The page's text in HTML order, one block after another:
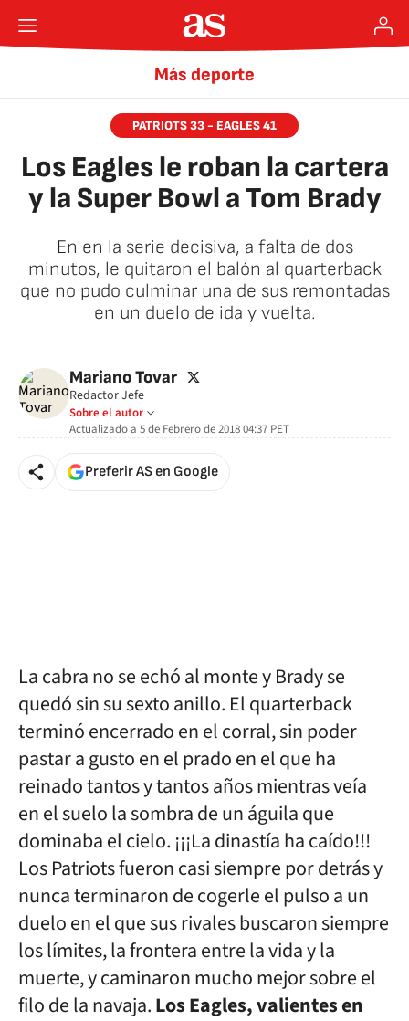
Más deporte
PATRIOTS 33 - EAGLES 41
Los Eagles le roban la cartera
y la Super Bowl a Tom Brady
En en la serie decisiva, a falta de dos
minutos, le quitaron el balón al quarterback
que no pudo culminar una de sus remontadas
en un duelo de ida y vuelta.
Mariano Tovar twitter
Redactor Jefe
Sobre el autor
Actualizado a 5 de Febrero de 2018 04:37 PET
Preferir AS en Google
La cabra no se echó al monte y Brady se
quedó sin su sexto anillo. El quarterback
terminó encerrado en el corral, sin poder
pastar a gusto en el prado en el que ha
reinado tantos y tantos años mientras veía
en el suelo la sombra de un águila que
dominaba el cielo. ¡¡¡La dinastía ha caído!!!
Los Patriots fueron casi siempre por detrás y
nunca terminaron de cogerle el pulso a un
duelo en el que sus rivales buscaron siempre
los límites, la frontera entre la vida y la
muerte, y caminaron mucho mejor sobre el
filo de la navaja.Los Eagles, valientes en